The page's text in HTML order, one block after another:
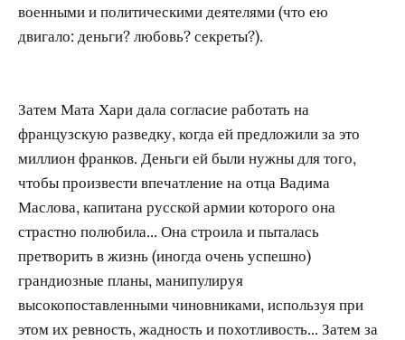
военными и политическими деятелями (что ею
двигало: деньги? любовь? секреты?).
Затем Мата Хари дала согласие работать на
французскую разведку, когда ей предложили за это
миллион франков. Деньги ей были нужны для того,
чтобы произвести впечатление на отца Вадима
Маслова, капитана русской армии которого она
страстно полюбила... Она строила и пыталась
претворить в жизнь (иногда очень успешно)
грандиозные планы, манипулируя
высокопоставленными чиновниками, используя при
этом их ревность, жадность и похотливость... Затем за